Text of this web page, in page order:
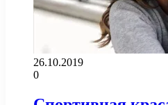
26.10.2019
0